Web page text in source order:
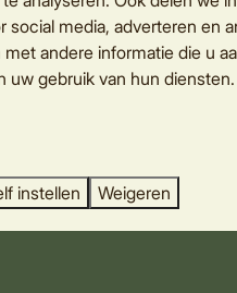
social media, adverteren en
andere informatie die u
uw gebruik van hun
instellen Weigeren